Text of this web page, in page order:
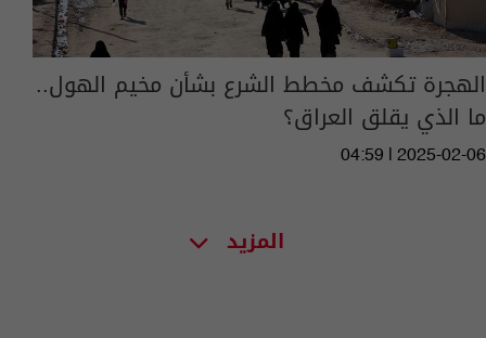
الهجرة تكشف مخطط الشرع بشأن مخيم الهول..
ما الذي يقلق العراق؟
04:59 | 2025-02-06
المزيد